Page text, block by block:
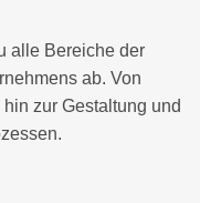
alle Bereiche der
ab. Von
zur Gestaltung und